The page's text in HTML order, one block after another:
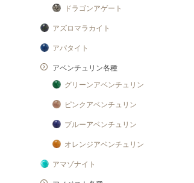
ドラゴンアゲート
アズロマラカイト
アパタイト
アベンチュリン各種
グリーンアベンチュリン
ピンクアベンチュリン
ブルーアベンチュリン
オレンジアベンチュリン
アマゾナイト